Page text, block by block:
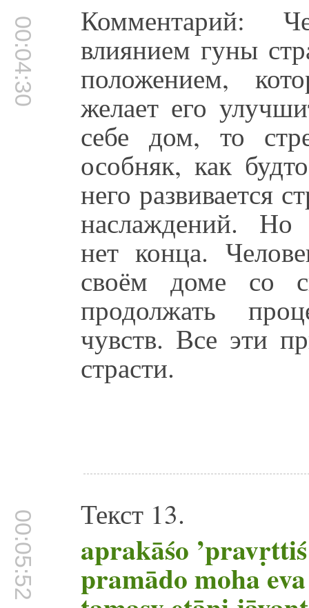
00:04:30 Комментарий:
влиянием гуны
положением,
желает его
себе дом, то
особняк, как
него развивается
наслаждений. Но
нет конца.
своём доме со
продолжать
чувств. Все эти
страсти.
00:05:52 Текст 13.
aprakāśo
pramādo moha